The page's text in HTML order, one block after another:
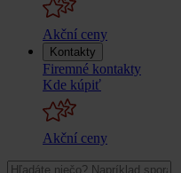
Akční ceny
Kontakty
Firemné kontakty
Kde kúpiť
Akční ceny